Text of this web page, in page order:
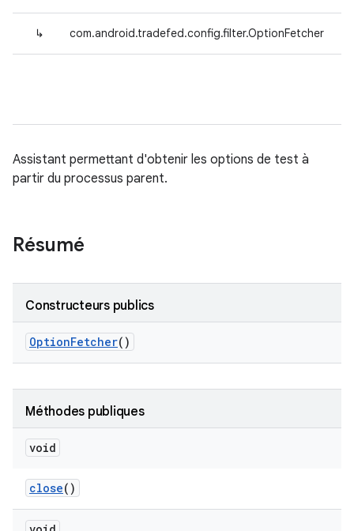
↳ com.android.tradefed.config.filter.OptionFetcher
Assistant permettant d'obtenir les options de test à
partir du processus parent.
Résumé
Constructeurs publics
OptionFetcher()
Méthodes publiques
void
close()